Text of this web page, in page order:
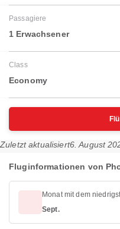
Passagiere
1 Erwachsener
Class
Economy
Zuletzt aktualisiert6. August
Fluginformationen von
Monat mit dem
Sept.